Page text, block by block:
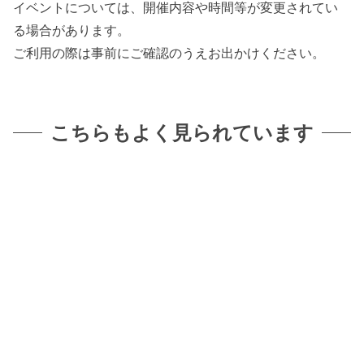
イベントについては、開催内容や時間等が変更されてい
る場合があります。
ご利用の際は事前にご確認のうえお出かけください。
こちらもよく見られています